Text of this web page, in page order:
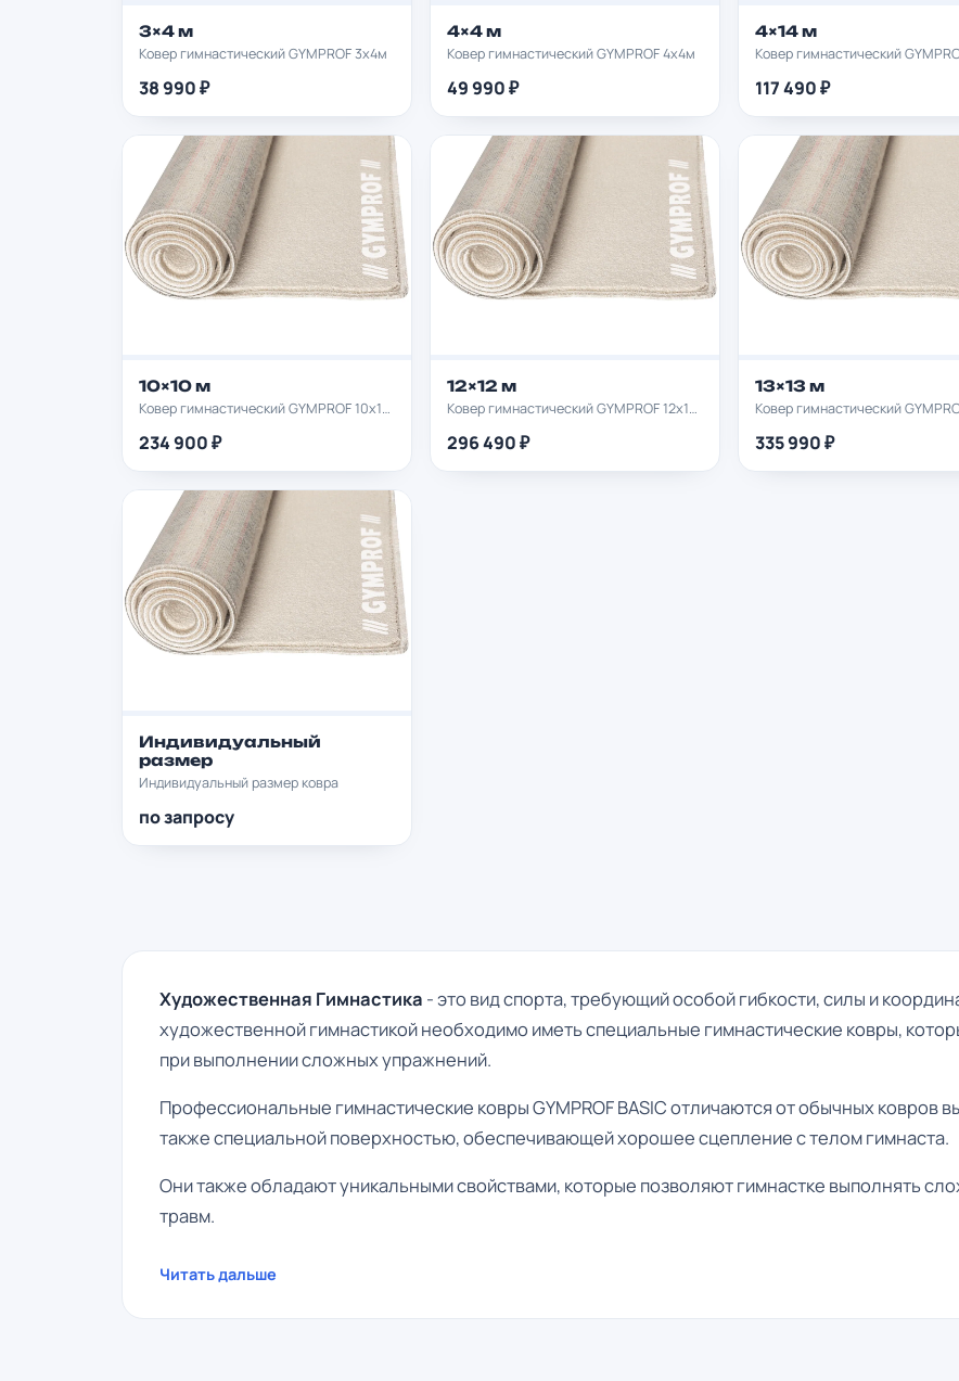
3×4 м
Ковер гимнастический GYMPROF 3х4м
38 990 ₽
4×4 м
Ковер гимнастический GYMPROF 4х4м
49 990 ₽
4×14 м
Ковер гимнастический
117 490 ₽
10×10 м
Ковер гимнастический GYMPROF 10х10м
234 900 ₽
12×12 м
Ковер гимнастический GYMPROF 12х12м
296 490 ₽
13×13 м
335 990 ₽
Индивидуальный
размер
Индивидуальный размер ковра
по запросу
Художественная Гимнастика - это вид спорта, требующий особой гибкости, силы и
художественной гимнастикой необходимо иметь специальные гимнастические ковры,
при выполнении сложных упражнений.
Профессиональные гимнастические ковры GYMPROF BASIC отличаются от обычных ковров
также специальной поверхностью, обеспечивающей хорошее сцепление с телом гимнаста.
Они также обладают уникальными свойствами, которые позволяют гимнастке выполнять
травм.
Читать дальше